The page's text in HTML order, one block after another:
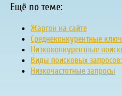
Ещё по теме:
Жаргон на сайте
Среднеконкурентные
Низкоконкурентные
Виды поисковых
Низкочастотные запросы